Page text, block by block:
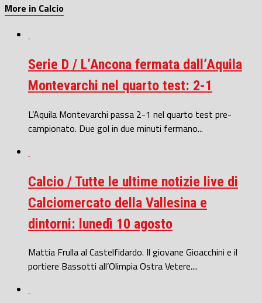
More in Calcio
Serie D / L’Ancona fermata dall’Aquila
Montevarchi nel quarto test: 2-1
L’Aquila Montevarchi passa 2-1 nel quarto test pre-
campionato. Due gol in due minuti fermano...
Calcio / Tutte le ultime notizie live di
Calciomercato della Vallesina e
dintorni: lunedì 10 agosto
Mattia Frulla al Castelfidardo. Il giovane Gioacchini e il
portiere Bassotti all’Olimpia Ostra Vetere....